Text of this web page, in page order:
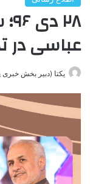
عباسی در
یکتا (دبیر بخش خبری